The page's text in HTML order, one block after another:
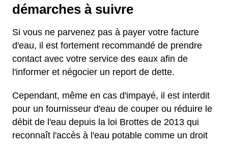
démarches à suivre
Si vous ne parvenez pas à payer votre facture
d'eau, il est fortement recommandé de prendre
contact avec votre service des eaux afin de
l'informer et négocier un report de dette.
Cependant, même en cas d'impayé, il est interdit
pour un fournisseur d'eau de couper ou réduire le
débit de l'eau depuis la loi Brottes de 2013 qui
reconnaît l'accès à l'eau potable comme un droit